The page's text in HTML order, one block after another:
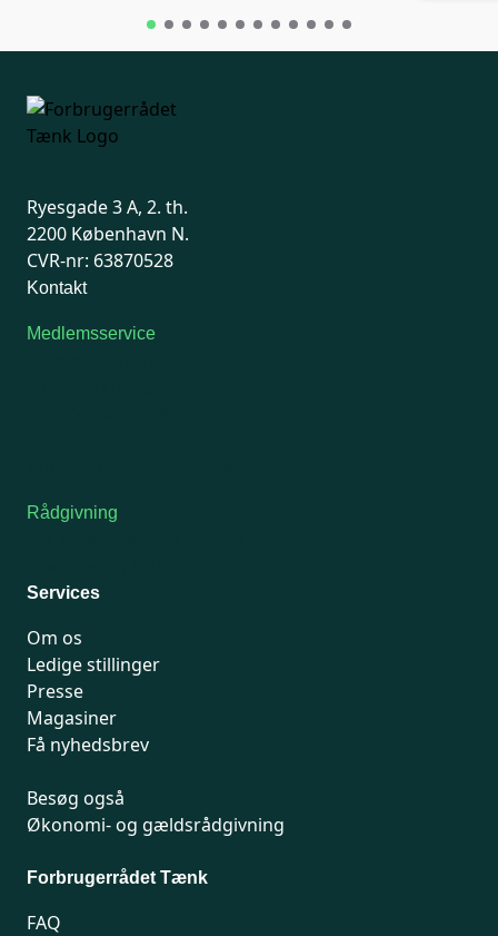
Ryesgade 3 A, 2. th.
2200 København N.
CVR-nr: 63870528
Kontakt
Medlemsservice
Rådgivning
Services
Om os
Ledige stillinger
Presse
Magasiner
Få nyhedsbrev
Besøg også
Økonomi- og gældsrådgivning
Forbrugerrådet Tænk
FAQ